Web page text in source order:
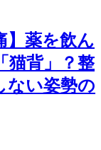
】薬を飲ん
猫背」？整
ない姿勢の